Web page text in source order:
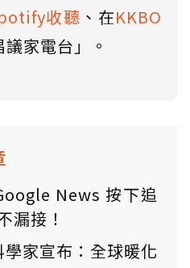
收聽 、在KKBO
議家電台」。
News 按下追
漏接！
家宣布：全球暖化